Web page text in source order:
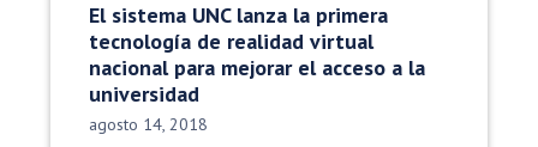
El sistema UNC lanza la primera
tecnología de realidad virtual
nacional para mejorar el acceso a la
universidad
Fecha de publicación:
agosto 14, 2018